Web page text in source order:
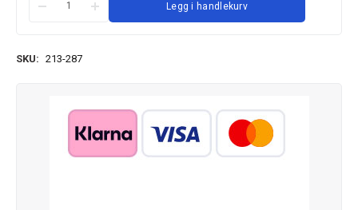
Legg i handlekurv
SKU: 213-287